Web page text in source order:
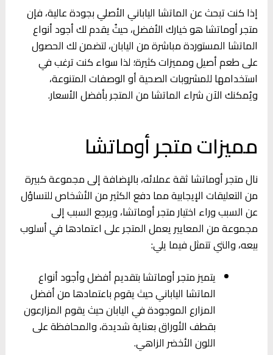
إذا كنت تبحث عن الماتشا الياباني الأصلي بجودة عالية، فإن
متجر أوماتشا هو خيارك الأفضل، حيثُ يقدم لك أجود أنواع
الماتشا المستوردة مباشرة من اليابان، لتضمن لك الحصول
على طعم أصيل ومميزات كثيرة؛ لذا سواء كنت ترغب في
استخدامها للمشروبات الصحية أو الوصفات المتنوعة،
ويُمكنك الآن شراء الماتشا من المتجر بأفضل الأسعار.
مميزات متجر أوماتشا
نال متجر أوماتشا ثقة عملائه، بالإضافة إلى مجموعة كبيرة
من التعليقات الإيجابية مما دفع الكثير من الأشخاص للتساؤل
عن السبب وراء اختيار متجر أوماتشا، ويرجع السبب إلى
مجموعة من المعايير يعمل المتجر على اعتمادها في أسلوب
بيعه، والتي تتمثل فيما يلي:
يتميز متجر أوماتشا بتقديم أفضل وأجود أنواع
الماتشا الياباني حيث يقوم باعتمادها من أفضل
المزارع الموجودة في اليابان حيث يقوم المزارعون
بقطف الأوراق بعناية شديدة، والمحافظة على
اللون الأخضر الزاهي.